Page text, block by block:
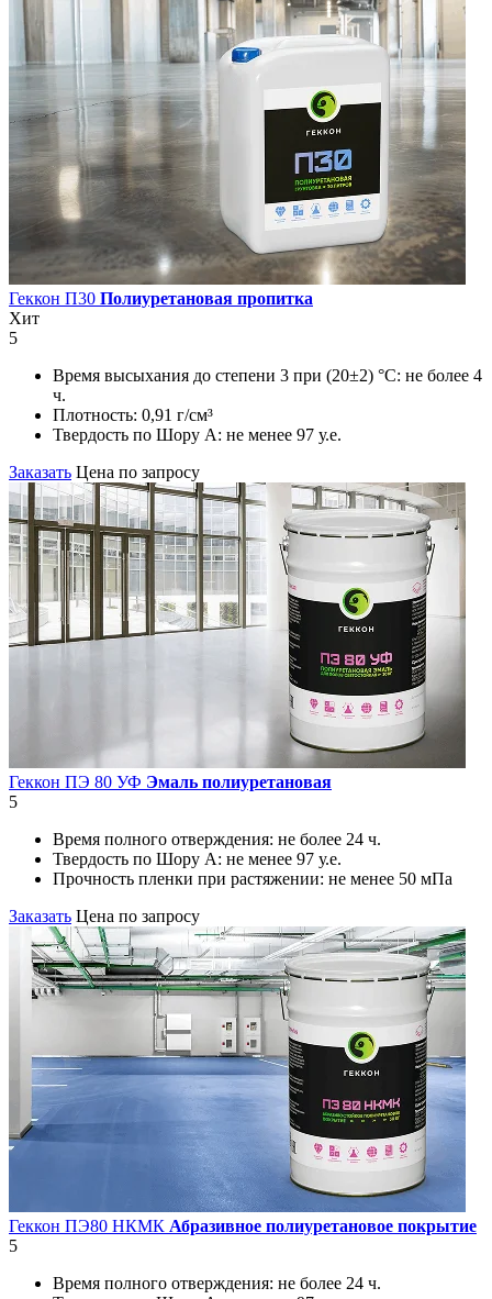
Геккон П30 Полиуретановая пропитка
Хит
5
Время высыхания до степени 3 при (20±2) °С: не более 4
ч.
Плотность: 0,91 г/см³
Твердость по Шору А: не менее 97 у.е.
Заказать Цена по запросу
Геккон ПЭ 80 УФ Эмаль полиуретановая
5
Время полного отверждения: не более 24 ч.
Твердость по Шору А: не менее 97 у.е.
Прочность пленки при растяжении: не менее 50 мПа
Заказать Цена по запросу
Геккон ПЭ80 НКМК Абразивное полиуретановое покрытие
5
Время полного отверждения: не более 24 ч.